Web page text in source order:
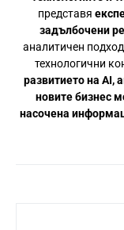
представя
задълбочени
аналитичен
технологични
развитието на AI,
новите бизнес
насочена